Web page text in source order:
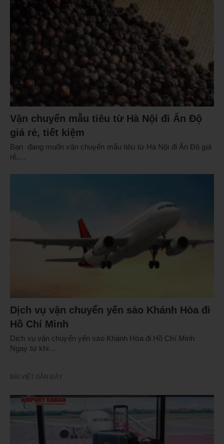
Vận chuyển mẫu tiêu từ Hà Nội đi Ấn Độ
giá rẻ, tiết kiệm
Bạn đang muốn vận chuyển mẫu tiêu từ Hà Nội đi Ấn Độ giá
rẻ,…
Dịch vụ vận chuyển yến sào Khánh Hòa đi
Hồ Chí Minh
Dịch vụ vận chuyển yến sào Khánh Hòa đi Hồ Chí Minh
Ngay từ khi…
BÀI VIẾT GẦN ĐÂY